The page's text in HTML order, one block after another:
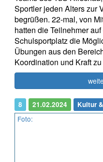
Sportler jeden Alters zur
begrüßen. 22-mal, von
hatten die Teilnehmer
Schulsportplatz die
Übungen aus den
Koordination und Kraft
8 21.02.2024 Kultur
Foto: